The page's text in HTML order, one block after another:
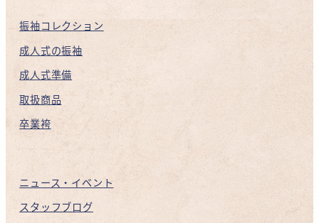
振袖コレクション
成人式の振袖
成人式準備
取扱商品
卒業袴
ニュース・イベント
スタッフブログ